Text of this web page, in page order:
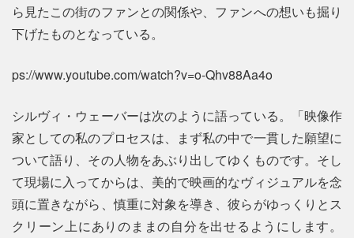
ら見たこの街のファンとの関係や、ファンへの想いも掘り
下げたものとなっている。
ps://www.youtube.com/watch?v=o-Qhv88Aa4o
シルヴィ・ウェーバーは次のように語っている。「映像作
家としての私のプロセスは、まず私の中で一貫した願望に
ついて語り、その人物をあぶり出してゆくものです。そし
て現場に入ってからは、美的で映画的なヴィジュアルを念
頭に置きながら、慎重に対象を導き、彼らがゆっくりとス
クリーン上にありのままの自分を出せるようにします。